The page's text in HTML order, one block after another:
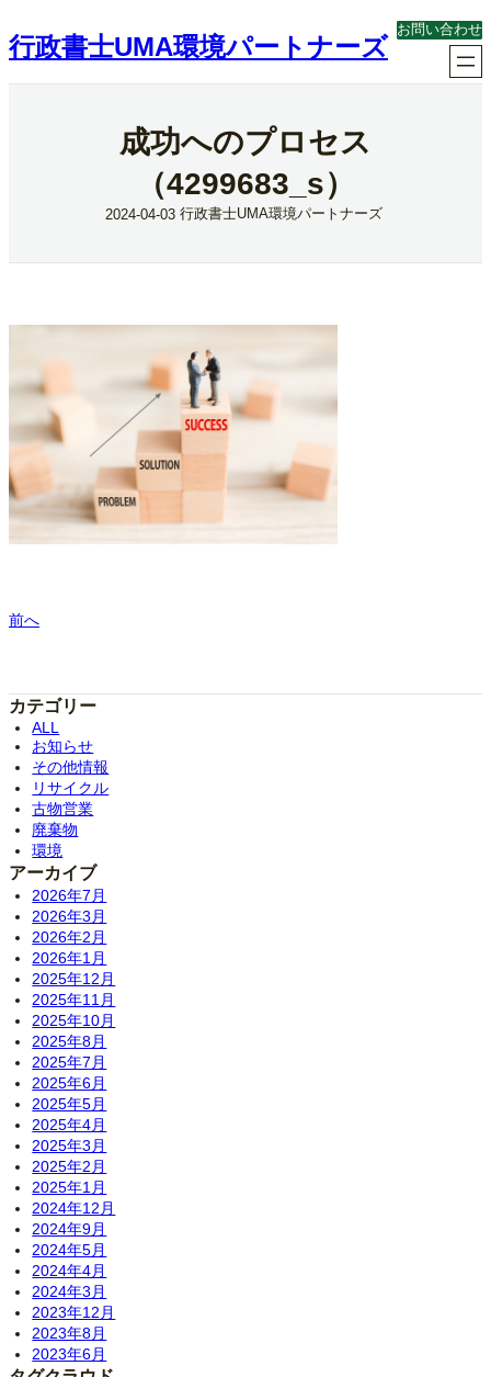
容
を
ス
行政書士UMA環境パートナーズ
お問い合わせ
成功へのプロセス
（4299683_s）
2024-04-03 行政書士UMA環境パートナーズ
前へ
カテゴリー
ALL
お知らせ
その他情報
リサイクル
古物営業
廃棄物
環境
アーカイブ
2026年7月
2026年3月
2026年2月
2026年1月
2025年12月
2025年11月
2025年10月
2025年8月
2025年7月
2025年6月
2025年5月
2025年4月
2025年3月
2025年2月
2025年1月
2024年12月
2024年9月
2024年5月
2024年4月
2024年3月
2023年12月
2023年8月
2023年6月